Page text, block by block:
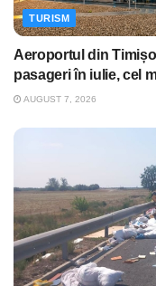
TURISM
Aeroportul din
pasageri în iulie, cel
AUGUST 7, 2026